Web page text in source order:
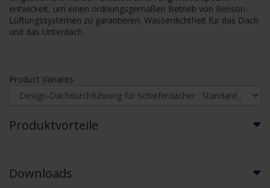
entwickelt, um einen ordnungsgemäßen Betrieb von Renson-
Lüftungssystemen zu garantieren. Wasserdichtheit für das Dach
und das Unterdach.
Product Variants
Produktvorteile
Downloads